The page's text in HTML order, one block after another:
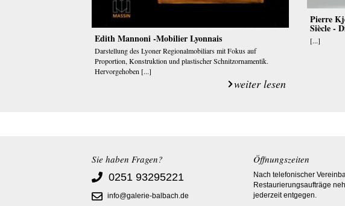
Edith Mannoni -Mobilier Lyonnais
Darstellung des Lyoner Regionalmobiliars mit Fokus auf
Proportion, Konstruktion und plastischer Schnitzornamentik.
Hervorgehoben [...]
weiter lesen
Pierre
Siècle -
[...]
Sie haben Fragen?
0251 93295221
info@galerie-balbach.de
Öffnungszeiten
Nach telefonischer
Restaurierungsaufträge
jederzeit entgegen.